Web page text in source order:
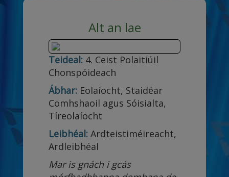
Alt an lae
Teideal: 4. Ceist Polaitiúil
Chonspóideach
Ábhar: Eolaíocht, Staidéar
Comhshaoil agus Sóisialta,
Tíreolaíocht
Leibhéal: Ardteistiméireacht,
Ardleibhéal
Mar is gnách i gcás